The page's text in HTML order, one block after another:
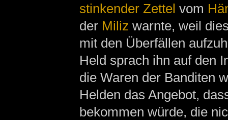
stinkender Zettel vom
der Miliz warnte, weil
mit den Überfällen
Held sprach ihn auf den
die Waren der Banditen
Helden das Angebot,
bekommen würde, die